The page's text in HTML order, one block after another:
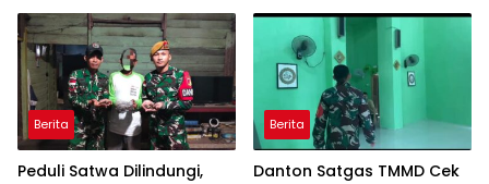
Berita
Peduli Satwa Dilindungi,
Berita
Danton Satgas TMMD Cek